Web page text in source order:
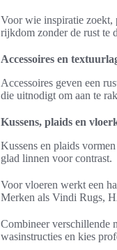
Voor wie inspiratie zoekt,
rijkdom zonder de rust te
Accessoires en
Accessoires geven een
die uitnodigt om aan te
Kussens, plaids en
Kussens en plaids
glad linnen voor contrast.
Voor vloeren werkt een
Merken als Vindi Rugs,
Combineer verschillende
wasinstructies en kies